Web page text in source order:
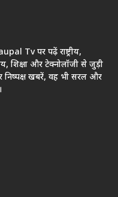
Tv पर पढ़ें राष्ट्रीय,
शिक्षा और टेक्नोलॉजी से जुड़ी
खबरें, वह भी सरल और